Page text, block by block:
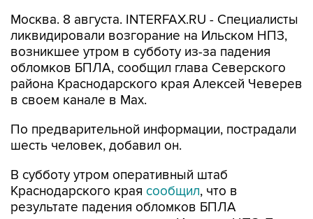
Москва. 8 августа. INTERFAX.RU - Специалисты
ликвидировали возгорание на Ильском НПЗ,
возникшее утром в субботу из-за падения
обломков БПЛА, сообщил глава Северского
района Краснодарского края Алексей Чеверев
в своем канале в Max.
По предварительной информации, пострадали
шесть человек, добавил он.
В субботу утром оперативный штаб
Краснодарского края сообщил, что в
результате падения обломков БПЛА